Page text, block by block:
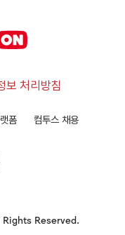
보 처리방침
폼 컴투스 채용
Reserved.